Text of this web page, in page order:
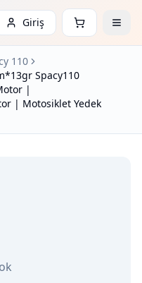
Giriş
110
Spacy110
|
| Motosiklet Yedek